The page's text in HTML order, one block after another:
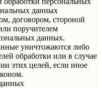
данных
договором, стороной
поручителем
данных.
уничтожаются либо
обработки или в случае
этих целей, если иное